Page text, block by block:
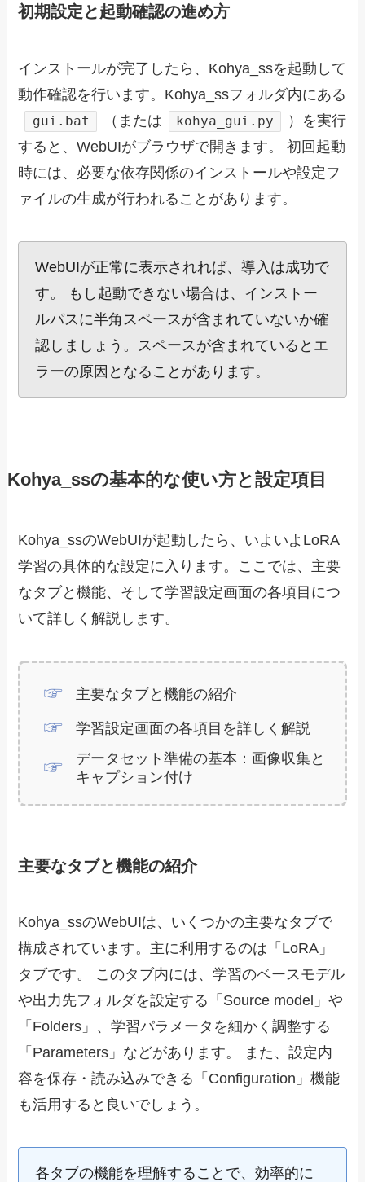
初期設定と起動確認の進め方
インストールが完了したら、Kohya_ssを起動して
動作確認を行います。Kohya_ssフォルダ内にある
gui.bat （または kohya_gui.py
）を実行
すると、WebUIがブラウザで開きます。 初回起動
時には、必要な依存関係のインストールや設定フ
ァイルの生成が行われることがあります。
WebUIが正常に表示されれば、導入は成功で
す。 もし起動できない場合は、インストー
ルパスに半角スペースが含まれていないか確
認しましょう。スペースが含まれているとエ
ラーの原因となることがあります。
Kohya_ssの基本的な使い方と設定項目
Kohya_ssのWebUIが起動したら、いよいよLoRA
学習の具体的な設定に入ります。ここでは、主要
なタブと機能、そして学習設定画面の各項目につ
いて詳しく解説します。
主要なタブと機能の紹介
学習設定画面の各項目を詳しく解説
データセット準備の基本：画像収集と
キャプション付け
主要なタブと機能の紹介
Kohya_ssのWebUIは、いくつかの主要なタブで
構成されています。主に利用するのは「LoRA」
タブです。 このタブ内には、学習のベースモデル
や出力先フォルダを設定する「Source model」や
「Folders」、学習パラメータを細かく調整する
「Parameters」などがあります。 また、設定内
容を保存・読み込みできる「Configuration」機能
も活用すると良いでしょう。
各タブの機能を理解することで、効率的に